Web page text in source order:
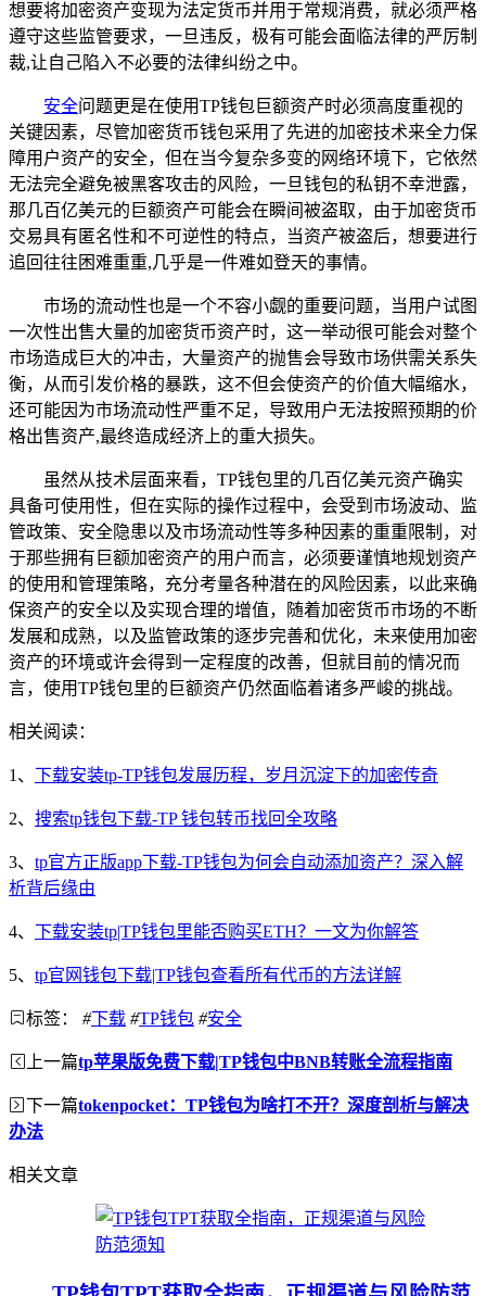
想要将加密资产变现为法定货币并用于常规消费，就必须严格
遵守这些监管要求，一旦违反，极有可能会面临法律的严厉制
裁,让自己陷入不必要的法律纠纷之中。
安全问题更是在使用TP钱包巨额资产时必须高度重视的
关键因素，尽管加密货币钱包采用了先进的加密技术来全力保
障用户资产的安全，但在当今复杂多变的网络环境下，它依然
无法完全避免被黑客攻击的风险，一旦钱包的私钥不幸泄露，
那几百亿美元的巨额资产可能会在瞬间被盗取，由于加密货币
交易具有匿名性和不可逆性的特点，当资产被盗后，想要进行
追回往往困难重重,几乎是一件难如登天的事情。
市场的流动性也是一个不容小觑的重要问题，当用户试图
一次性出售大量的加密货币资产时，这一举动很可能会对整个
市场造成巨大的冲击，大量资产的抛售会导致市场供需关系失
衡，从而引发价格的暴跌，这不但会使资产的价值大幅缩水，
还可能因为市场流动性严重不足，导致用户无法按照预期的价
格出售资产,最终造成经济上的重大损失。
虽然从技术层面来看，TP钱包里的几百亿美元资产确实
具备可使用性，但在实际的操作过程中，会受到市场波动、监
管政策、安全隐患以及市场流动性等多种因素的重重限制，对
于那些拥有巨额加密资产的用户而言，必须要谨慎地规划资产
的使用和管理策略，充分考量各种潜在的风险因素，以此来确
保资产的安全以及实现合理的增值，随着加密货币市场的不断
发展和成熟，以及监管政策的逐步完善和优化，未来使用加密
资产的环境或许会得到一定程度的改善，但就目前的情况而
言，使用TP钱包里的巨额资产仍然面临着诸多严峻的挑战。
相关阅读：
1、 下载安装tp-TP钱包发展历程，岁月沉淀下的加密传奇
2、 搜索tp钱包下载-TP 钱包转币找回全攻略
3、 tp官方正版app下载-TP钱包为何会自动添加资产？深入解
析背后缘由
4、 下载安装tp|TP钱包里能否购买ETH？一文为你解答
5、 tp官网钱包下载|TP钱包查看所有代币的方法详解
标签： #下载 #TP钱包 #安全
上一篇tp苹果版免费下载|TP钱包中BNB转账全流程指南
下一篇tokenpocket：TP钱包为啥打不开？深度剖析与解决
办法
相关文章